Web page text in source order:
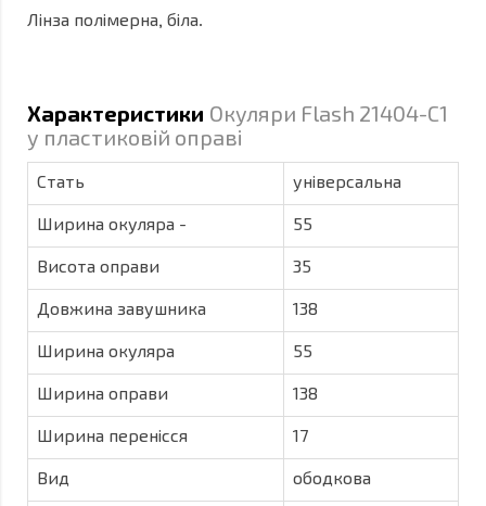
Лінза полімерна, біла.
Характеристики Окуляри Flash 21404-C1
у пластиковій оправі
Стать універсальна
Ширина окуляра - 55
Висота оправи 35
Довжина завушника 138
Ширина окуляра 55
Ширина оправи 138
Ширина перенісся 17
Вид ободкова